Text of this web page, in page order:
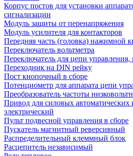
Корпус постов для установки
сигнализации
Модуль защиты от перенапряжения
Модуль усилителя для контакторов
Передняя часть (головка) нажимной
Переключатель вольтметра
Переключатель для цепи управления,
Переходник на DIN рейку
Пост кнопочный в сборе
Потенциометр для аппарата цепи
Преобразователь частоты
Привод для силовых автоматических
электрический
Пульт подвесной управления в сборе
Пускатель магнитный реверсивный
Распределительный клеммный блок
Расцепитель независимый